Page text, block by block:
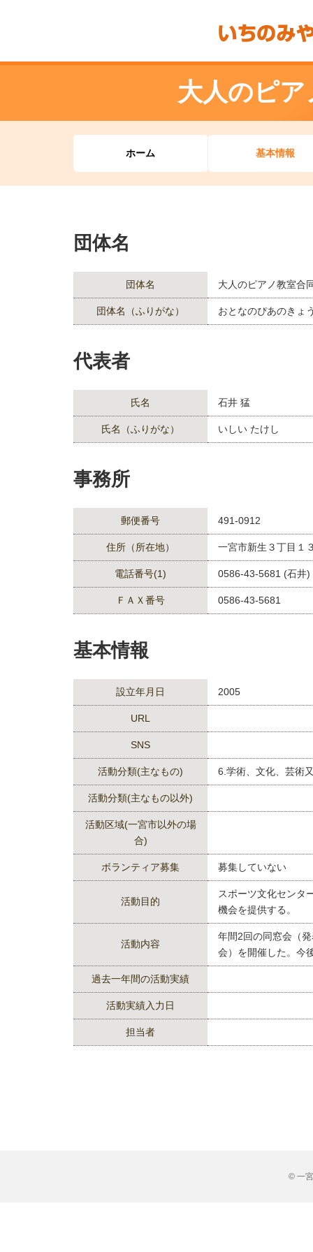
大人のピ
ホーム 基本情報
団体名
団体名 大人のピアノ教室合
団体名（ふりがな） おとなのぴあのきょ
代表者
氏名 石井 猛
氏名（ふりがな） いしい たけし
事務所
郵便番号 491-0912
住所（所在地） 一宮市新生３丁目１
電話番号(1) 0586-43-5681 (石井)
ＦＡＸ番号 0586-43-5681
基本情報
設立年月日 2005
URL
SNS
活動分類(主なもの) 6.学術、文化、芸術
活動分類(主なもの以外)
活動区域(一宮市以外の場
合)
ボランティア募集 募集していない
活動目的
スポーツ文化センタ
機会を提供する。
活動内容
年間2回の同窓会（
会）を開催した。今
過去一年間の活動実績
活動実績入力日
担当者
© 一